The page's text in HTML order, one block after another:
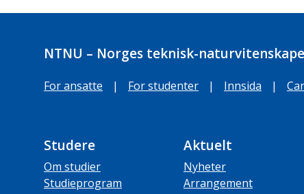
NTNU – Norges teknisk-
For ansatte | For studenter | Innsida |
Studere
Om studier
Studieprogram
Aktuelt
Nyheter
Arrangement